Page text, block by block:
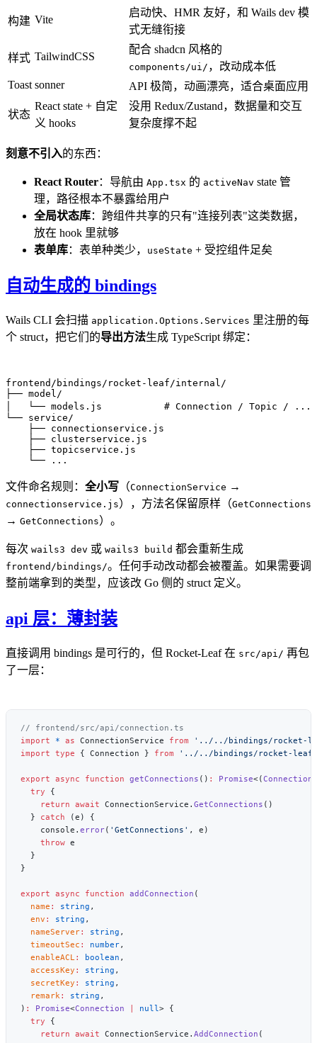
构建 Vite
启动快、HMR 友好，和 Wails dev 模
式无缝衔接
样式 TailwindCSS
配合 shadcn 风格的
components/ui/ ，改动成本低
Toast sonner API 极简，动画漂亮，适合桌面应用
状态
React state + 自定
义 hooks
没用 Redux/Zustand，数据量和交互
复杂度撑不起
刻意不引入的东西：
React Router：导航由 App.tsx 的 activeNav state 管
理，路径根本不暴露给用户
全局状态库：跨组件共享的只有"连接列表"这类数据，
放在 hook 里就够
表单库：表单种类少， useState + 受控组件足矣
自动生成的 bindings
Wails CLI 会扫描 application.Options.Services 里注册的每
个 struct，把它们的导出方法生成 TypeScript 绑定：
frontend/bindings/rocket-leaf/internal/
├── model/
│   └── models.js           # Connection / Topic / ... 类
└── service/
    ├── connectionservice.js
    ├── clusterservice.js
    ├── topicservice.js
文件命名规则： 全小写 （ConnectionService →
connectionservice.js），方法名保留原样（GetConnections
→ GetConnections）。
每次 wails3 dev 或 wails3 build 都会重新生成
frontend/bindings/。任何手动改动都会被覆盖。如果需要调
整前端拿到的类型，应该改 Go 侧的 struct 定义。
api 层：薄封装
直接调用 bindings 是可行的，但 Rocket-Leaf 在 src/api/ 再包
了一层：
import * as ConnectionService from
import type { Connection } from
export async function getConnections () : Promise<(Connection
  try
    return
await ConnectionService. GetConnections
  }
catch
    console.
error( 'GetConnections'
    throw
export async function addConnection
  name
: string
  env
: string
  nameServer
: string
  timeoutSec
: number
  enableACL
: boolean
  accessKey
: string
  secretKey
: string
  remark
: string
) : Promise<Connection null
  try
    return
await ConnectionService. AddConnection